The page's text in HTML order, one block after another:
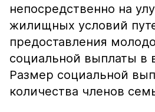
непосредственно на
жилищных условий
предоставления
социальной выплаты в
Размер социальной
количества членов